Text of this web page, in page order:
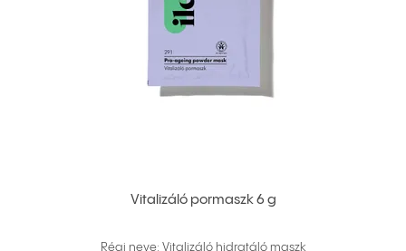
Vitalizáló pormaszk 6 g
Régi neve: Vitalizáló hidratáló maszk